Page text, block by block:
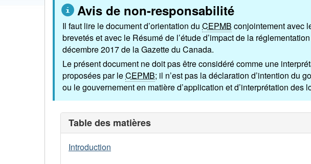
Avis de non-responsabilité
Il faut lire le document d’orientation du CEPMB conjointement avec
brevetés et avec le Résumé de l’étude d’impact de la
décembre 2017 de la Gazette du Canada.
Le présent document ne doit pas être considéré comme une
proposées par leCEPMB; il n’est pas la déclaration d’intention du
ou le gouvernement en matière d’application et d’interprétation des
Table des matières
Introduction